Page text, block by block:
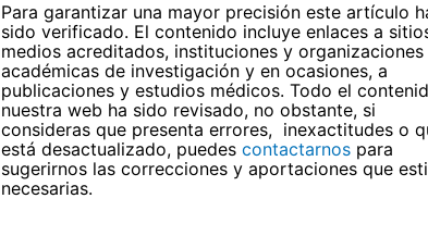
Para garantizar una mayor precisión este artículo
sido verificado. El contenido incluye enlaces a
medios acreditados, instituciones y organizaciones
académicas de investigación y en ocasiones, a
publicaciones y estudios médicos. Todo el
nuestra web ha sido revisado, no obstante, si
consideras que presenta errores, inexactitudes o
está desactualizado, puedes contactarnospara
sugerirnos las correcciones y aportaciones que
necesarias.